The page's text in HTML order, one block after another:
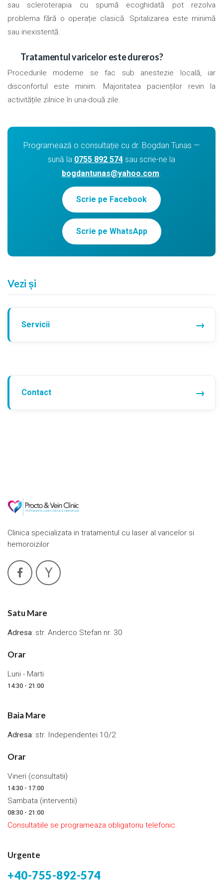
sau scleroterapia cu spumă ecoghidată pot rezolva
problema fără o operație clasică. Spitalizarea este minimă
sau inexistentă.
Tratamentul varicelor este dureros?
Procedurile moderne se fac sub anestezie locală, iar
disconfortul este minim. Majoritatea pacienților revin la
activitățile zilnice în una-două zile.
Programează o consultație cu dr. Bogdan Tunas —
sună la 0755 892 574 sau scrie-ne la
bogdantunas@yahoo.com.
Scrie pe Facebook
Scrie pe WhatsApp
Vezi și
Servicii
Contact
Clinica specializata in tratamentul cu laser al varicelor si
hemoroizilor
Satu Mare
Adresa: str. Anderco Stefan nr. 30
Orar
Luni - Marti
14:30 - 21:00
Baia Mare
Adresa: str. Independentei 10/2
Orar
Vineri (consultatii)
14:30 - 17:00
Sambata (interventii)
08:30 - 21:00
Consultatiile se programeaza obligatoriu telefonic.
Urgente
+40-755-892-574